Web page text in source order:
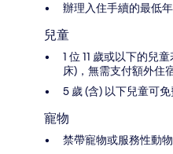
辦理入住手續的最低
兒童
1 位 11 歲或以下的兒
床)，無需支付額外住
5 歲 (含) 以下兒童可
寵物
禁帶寵物或服務性動物